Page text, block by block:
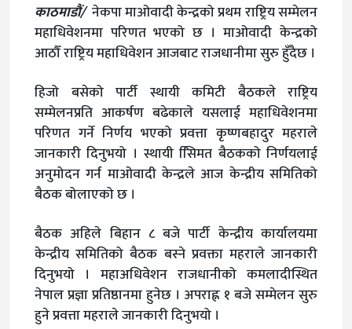
काठमाडौं/नेकपा माओवादी केन्द्रको प्रथम राष्ट्रिय सम्मेलन
महाधिवेशनमा परिणत भएको छ । माओवादी केन्द्रको
आठौँ राष्ट्रिय महाधिवेशन आजबाट राजधानीमा सुरु हुँदैछ ।
हिजो बसेको पार्टी स्थायी कमिटी बैठकले राष्ट्रिय
सम्मेलनप्रति आकर्षण बढेकाले यसलाई महाधिवेशनमा
परिणत गर्ने निर्णय भएको प्रवत्ता कृष्णबहादुर महराले
जानकारी दिनुभयो । स्थायी सििमत बैठकको निर्णयलाई
अनुमोदन गर्न माओवादी केन्द्रले आज केन्द्रीय समितिको
बैठक बोलाएको छ ।
बैठक अहिले बिहान ८ बजे पार्टी केन्द्रीय कार्यालयमा
केन्द्रीय समितिको बैठक बस्ने प्रवक्ता महराले जानकारी
दिनुभयो । महाअधिवेशन राजधानीको कमलादीस्थित
नेपाल प्रज्ञा प्रतिष्ठानमा हुनेछ । अपराह्न १ बजे सम्मेलन सुरु
हुने प्रवत्ता महराले जानकारी दिनुभयो ।